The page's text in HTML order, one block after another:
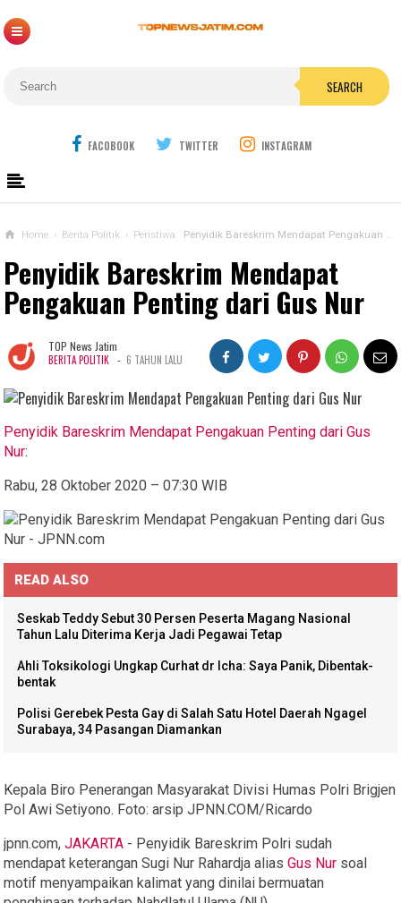
SEARCH
FACOBOOK TWITTER INSTAGRAM
Home › Berita Politik › Peristiwa Penyidik Bareskrim Mendapat Pengakuan Penting dari Gus Nur
Penyidik Bareskrim Mendapat
Pengakuan Penting dari Gus Nur
TOP News Jatim
BERITA POLITIK - 6 TAHUN LALU
Penyidik Bareskrim Mendapat Pengakuan Penting dari Gus
Nur:
Rabu, 28 Oktober 2020 – 07:30 WIB
READ ALSO
Seskab Teddy Sebut 30 Persen Peserta Magang Nasional
Tahun Lalu Diterima Kerja Jadi Pegawai Tetap
Ahli Toksikologi Ungkap Curhat dr Icha: Saya Panik, Dibentak-
bentak
Polisi Gerebek Pesta Gay di Salah Satu Hotel Daerah Ngagel
Surabaya, 34 Pasangan Diamankan
Kepala Biro Penerangan Masyarakat Divisi Humas Polri Brigjen
Pol Awi Setiyono. Foto: arsip JPNN.COM/Ricardo
jpnn.com,JAKARTA - Penyidik Bareskrim Polri sudah
mendapat keterangan Sugi Nur Rahardja aliasGus Nur soal
motif menyampaikan kalimat yang dinilai bermuatan